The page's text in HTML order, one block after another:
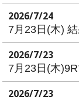
2026/7/24
7月23日(木)
2026/7/23
7月23日(木
2026/7/23